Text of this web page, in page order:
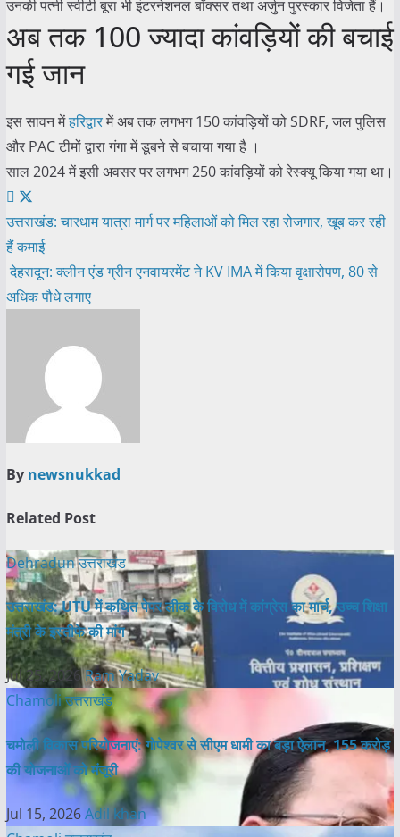
उनकी पत्नी स्वीटी बूरा भी इंटरनेशनल बॉक्सर तथा अर्जुन पुरस्कार विजेता हैं।
अब तक 100 ज्यादा कांवड़ियों की बचाई
गई जान
इस सावन मेंहरिद्वारमें अब तक लगभग 150 कांवड़ियों को SDRF, जल पुलिस
और PAC टीमों द्वारा गंगा में डूबने से बचाया गया है ।
साल 2024 में इसी अवसर पर लगभग 250 कांवड़ियों को रेस्क्यू किया गया था।
Post
navigation
उत्तराखंड: चारधाम यात्रा मार्ग पर महिलाओं को मिल रहा रोजगार, खूब कर रही
हैं कमाई
देहरादून: क्लीन एंड ग्रीन एनवायरमेंट ने KV IMA में किया वृक्षारोपण, 80 से
अधिक पौधे लगाए
By newsnukkad
Related Post
Dehradunउत्तराखंड
उत्तराखंड: UTU में कथित पेपर लीक के विरोध में कांग्रेस का मार्च, उच्च शिक्षा
मंत्री के इस्तीफे की मांग
Jul 25, 2026Ram Yadav
Chamoliउत्तराखंड
चमोली विकास परियोजनाएं: गोपेश्वर से सीएम धामी का बड़ा ऐलान, 155 करोड़
की योजनाओं को मंजूरी
Jul 15, 2026Adil khan